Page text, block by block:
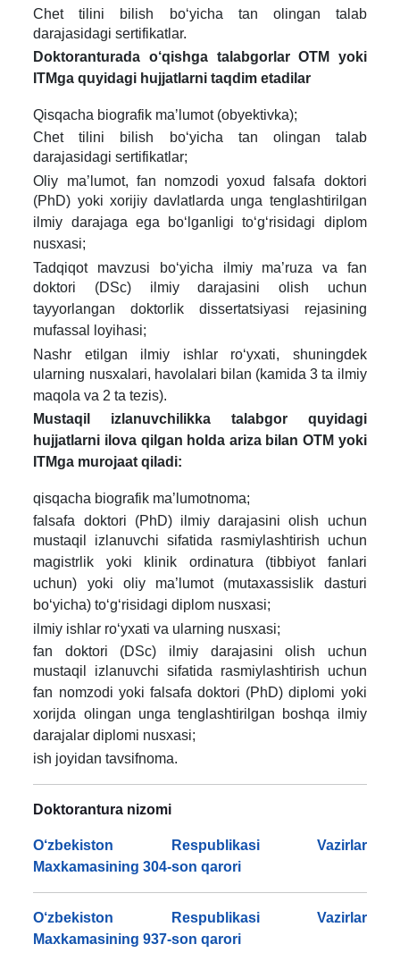
Chet tilini bilish bo‘yicha tan olingan talab
darajasidagi sertifikatlar.
Doktoranturada o‘qishga talabgorlar OTM yoki
ITMga quyidagi hujjatlarni taqdim etadilar
Qisqacha biografik maʼlumot (obyektivka);
Chet tilini bilish bo‘yicha tan olingan talab
darajasidagi sertifikatlar;
Oliy ma’lumot, fan nomzodi yoxud falsafa doktori
(PhD) yoki xorijiy davlatlarda unga tenglashtirilgan
ilmiy darajaga ega boʻlganligi toʻgʻrisidagi diplom
nusxasi;
Tadqiqot mavzusi boʻyicha ilmiy ma’ruza va fan
doktori (DSc) ilmiy darajasini olish uchun
tayyorlangan doktorlik dissertatsiyasi rejasining
mufassal loyihasi;
Nashr etilgan ilmiy ishlar roʻyxati, shuningdek
ularning nusxalari, havolalari bilan (kamida 3 ta ilmiy
maqola va 2 ta tezis).
Mustaqil izlanuvchilikka talabgor quyidagi
hujjatlarni ilova qilgan holda ariza bilan OTM yoki
ITMga murojaat qiladi:
qisqacha biografik ma’lumotnoma;
falsafa doktori (PhD) ilmiy darajasini olish uchun
mustaqil izlanuvchi sifatida rasmiylashtirish uchun
magistrlik yoki klinik ordinatura (tibbiyot fanlari
uchun) yoki oliy ma’lumot (mutaxassislik dasturi
bo‘yicha) to‘g‘risidagi diplom nusxasi;
ilmiy ishlar ro‘yxati va ularning nusxasi;
fan doktori (DSc) ilmiy darajasini olish uchun
mustaqil izlanuvchi sifatida rasmiylashtirish uchun
fan nomzodi yoki falsafa doktori (PhD) diplomi yoki
xorijda olingan unga tenglashtirilgan boshqa ilmiy
darajalar diplomi nusxasi;
ish joyidan tavsifnoma.
Doktorantura nizomi
O‘zbekiston Respublikasi Vazirlar
Maxkamasining 304-son qarori
O‘zbekiston Respublikasi Vazirlar
Maxkamasining 937-son qarori